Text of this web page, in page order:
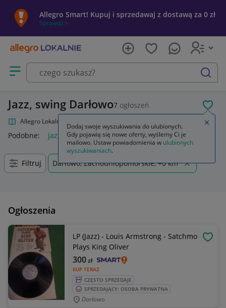
Allegro Smart! Kupuj i sprzedawaj z dostawą za 0 zł
Sprawdź »
Otwórz menu z kategoriami
szukaj
Jazz, swing Darłowo7 ogłoszeń
Allegro Lokalnie
Podobne: jazz swing
Filtruj Darłowo, Zachodniopomorskie, +0 km
Ogłoszenia
LP (Jazz) - Louis Armstrong - Satchmo
Plays King Oliver
KUP TERAZ
300zł
CZĘSTO SPRZEDAJE
SPRZEDAJĄCY: OSOBA PRYWATNA
Darłowo
Dodaj swoje wyszukiwania do ulubionych.
Gdy pojawią się nowe oferty, wyślemy Ci je
mailowo. Ustaw powiadomienia w ulubionych
wyszukiwaniach.